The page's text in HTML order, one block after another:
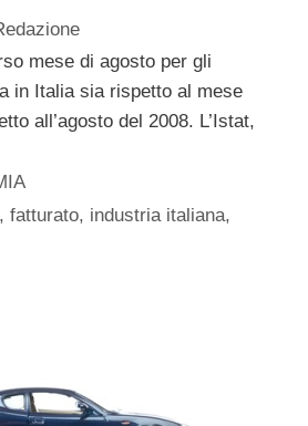
mese di agosto per gli
in Italia sia rispetto al mese
all’agosto del 2008. L’Istat,
,fatturato, industria italiana,